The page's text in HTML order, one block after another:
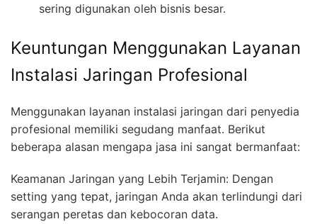
sering digunakan oleh bisnis besar.
Keuntungan Menggunakan Layanan
Instalasi Jaringan Profesional
Menggunakan layanan instalasi jaringan dari penyedia
profesional memiliki segudang manfaat. Berikut
beberapa alasan mengapa jasa ini sangat bermanfaat:
Keamanan Jaringan yang Lebih Terjamin: Dengan
setting yang tepat, jaringan Anda akan terlindungi dari
serangan peretas dan kebocoran data.